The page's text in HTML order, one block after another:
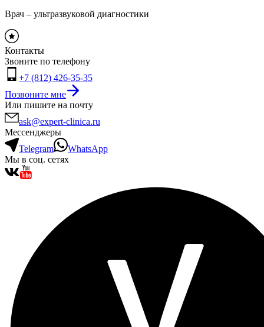
Врач – ультразвуковой диагностики
Контакты
Звоните по телефону
+7 (812) 426-35-35
Позвоните мне
Или пишите на почту
ask@expert-clinica.ru
Мессенджеры
Telegram
WhatsApp
Мы в соц. сетях